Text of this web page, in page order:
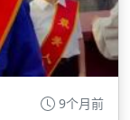
9个月前